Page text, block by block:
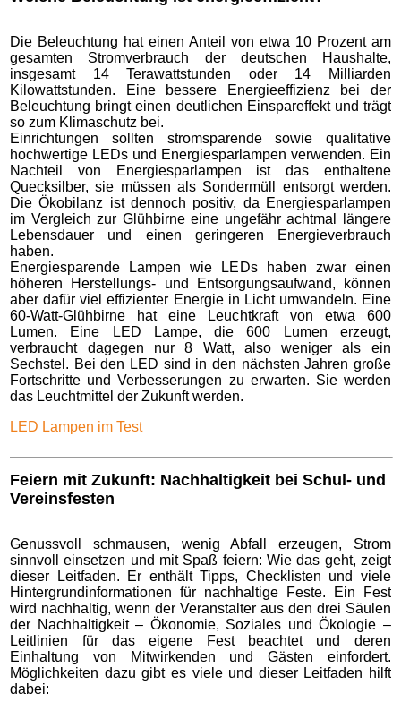
Die Beleuchtung hat einen Anteil von etwa 10 Prozent am
gesamten Stromverbrauch der deutschen Haushalte,
insgesamt 14 Terawattstunden oder 14 Milliarden
Kilowattstunden. Eine bessere Energieeffizienz bei der
Beleuchtung bringt einen deutlichen Einspareffekt und trägt
so zum Klimaschutz bei.
Einrichtungen sollten stromsparende sowie qualitative
hochwertige LEDs und Energiesparlampen verwenden. Ein
Nachteil von Energiesparlampen ist das enthaltene
Quecksilber, sie müssen als Sondermüll entsorgt werden.
Die Ökobilanz ist dennoch positiv, da Energiesparlampen
im Vergleich zur Glühbirne eine ungefähr achtmal längere
Lebensdauer und einen geringeren Energieverbrauch
haben.
Energiesparende Lampen wie LEDs haben zwar einen
höheren Herstellungs- und Entsorgungsaufwand, können
aber dafür viel effizienter Energie in Licht umwandeln. Eine
60-Watt-Glühbirne hat eine Leuchtkraft von etwa 600
Lumen. Eine LED Lampe, die 600 Lumen erzeugt,
verbraucht dagegen nur 8 Watt, also weniger als ein
Sechstel. Bei den LED sind in den nächsten Jahren große
Fortschritte und Verbesserungen zu erwarten. Sie werden
das Leuchtmittel der Zukunft werden.
LED Lampen im Test
Feiern mit Zukunft: Nachhaltigkeit bei Schul- und
Vereinsfesten
Genussvoll schmausen, wenig Abfall erzeugen, Strom
sinnvoll einsetzen und mit Spaß feiern: Wie das geht, zeigt
dieser Leitfaden. Er enthält Tipps, Checklisten und viele
Hintergrundinformationen für nachhaltige Feste. Ein Fest
wird nachhaltig, wenn der Veranstalter aus den drei Säulen
der Nachhaltigkeit – Ökonomie, Soziales und Ökologie –
Leitlinien für das eigene Fest beachtet und deren
Einhaltung von Mitwirkenden und Gästen einfordert.
Möglichkeiten dazu gibt es viele und dieser Leitfaden hilft
dabei: